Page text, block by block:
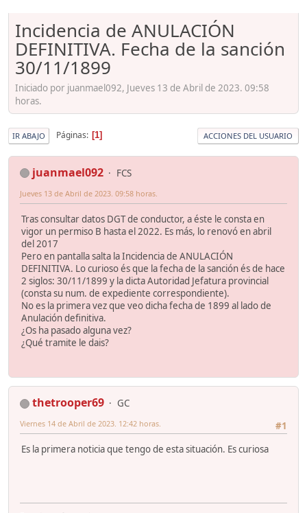
Incidencia de ANULACIÓN
DEFINITIVA. Fecha de la sanción
30/11/1899
Iniciado por juanmael092, Jueves 13 de Abril de 2023. 09:58
horas.
IR ABAJO Páginas 1 ACCIONES DEL USUARIO
juanmael092 FCS
Jueves 13 de Abril de 2023. 09:58 horas.
Tras consultar datos DGT de conductor, a éste le consta en
vigor un permiso B hasta el 2022. Es más, lo renovó en abril
del 2017
Pero en pantalla salta la Incidencia de ANULACIÓN
DEFINITIVA. Lo curioso és que la fecha de la sanción és de hace
2 siglos: 30/11/1899 y la dicta Autoridad Jefatura provincial
(consta su num. de expediente correspondiente).
No es la primera vez que veo dicha fecha de 1899 al lado de
Anulación definitiva.
¿Os ha pasado alguna vez?
¿Qué tramite le dais?
thetrooper69
GC
#1
Viernes 14 de Abril de 2023. 12:42 horas.
Es la primera noticia que tengo de esta situación. Es curiosa